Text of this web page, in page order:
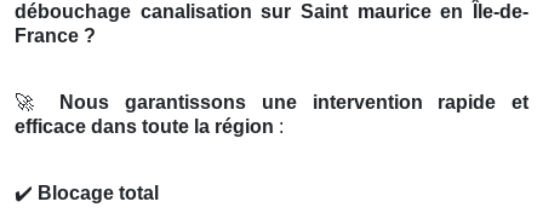
débouchage canalisation sur Saint maurice en Île-de-
France ?
🚀
Nous garantissons une intervention rapide et
efficace dans toute la région :
✔️ Blocage total